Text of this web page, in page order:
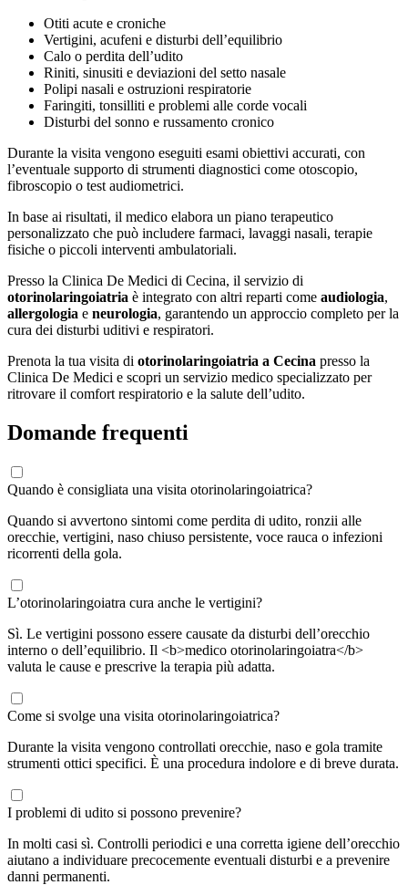
Otiti acute e croniche
Vertigini, acufeni e disturbi dell’equilibrio
Calo o perdita dell’udito
Riniti, sinusiti e deviazioni del setto nasale
Polipi nasali e ostruzioni respiratorie
Faringiti, tonsilliti e problemi alle corde vocali
Disturbi del sonno e russamento cronico
Durante la visita vengono eseguiti esami obiettivi accurati, con
l’eventuale supporto di strumenti diagnostici come otoscopio,
fibroscopio o test audiometrici.
In base ai risultati, il medico elabora un piano terapeutico
personalizzato che può includere farmaci, lavaggi nasali, terapie
fisiche o piccoli interventi ambulatoriali.
Presso la Clinica De Medici di Cecina, il servizio di
otorinolaringoiatria è integrato con altri reparti come audiologia,
allergologia e neurologia, garantendo un approccio completo per la
cura dei disturbi uditivi e respiratori.
Prenota la tua visita di otorinolaringoiatria a Cecina presso la
Clinica De Medici e scopri un servizio medico specializzato per
ritrovare il comfort respiratorio e la salute dell’udito.
Domande frequenti
Quando è consigliata una visita otorinolaringoiatrica?
Quando si avvertono sintomi come perdita di udito, ronzii alle
orecchie, vertigini, naso chiuso persistente, voce rauca o infezioni
ricorrenti della gola.
L’otorinolaringoiatra cura anche le vertigini?
Sì. Le vertigini possono essere causate da disturbi dell’orecchio
interno o dell’equilibrio. Il <b>medico otorinolaringoiatra</b>
valuta le cause e prescrive la terapia più adatta.
Come si svolge una visita otorinolaringoiatrica?
Durante la visita vengono controllati orecchie, naso e gola tramite
strumenti ottici specifici. È una procedura indolore e di breve durata.
I problemi di udito si possono prevenire?
In molti casi sì. Controlli periodici e una corretta igiene dell’orecchio
aiutano a individuare precocemente eventuali disturbi e a prevenire
danni permanenti.